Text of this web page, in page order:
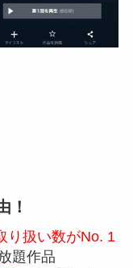
！
り扱い数がNo. 1
題作品